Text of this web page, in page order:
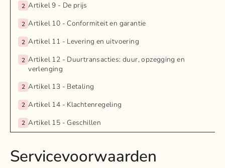
2 Artikel 9 - De prijs
2 Artikel 10 - Conformiteit en garantie
2 Artikel 11 - Levering en uitvoering
2 Artikel 12 - Duurtransacties: duur, opzegging en
verlenging
2 Artikel 13 - Betaling
2 Artikel 14 - Klachtenregeling
2 Artikel 15 - Geschillen
Servicevoorwaarden